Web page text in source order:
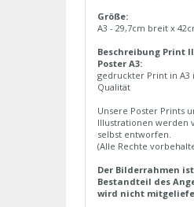
Größe:
A3 - 29,7cm breit x
Beschreibung Print
Poster A3:
gedruckter Print in A3
Qualität
Unsere Poster Prints
Illustrationen werden
selbst entworfen.
(Alle Rechte
Der Bilderrahmen
Bestandteil des
wird nicht